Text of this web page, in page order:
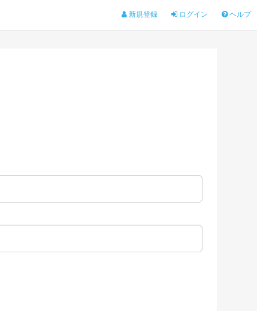
新規登録 ログイン ヘルプ